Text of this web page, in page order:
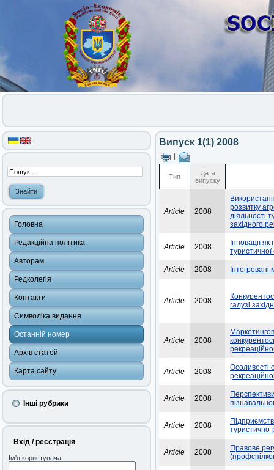
Головна
Редакційна політика
Авторам
Редколегія
Контакти
Символіка видання
Останній номер
Архів статей
Карта сайту
Інші рубрики
Вхід / реєстрація
Ім'я користувача
Випуск 1(1) 2008
Тип
Дата
випуску
Article 2008
розвитку
діяльності
західного
Article 2008
Інновації
туристичної
Article 2008 Інтегровані
Article 2008
галузі
Article 2008
Article 2008
Осоливості
Article 2008
Article 2008
туристично-
Article 2008
Правове